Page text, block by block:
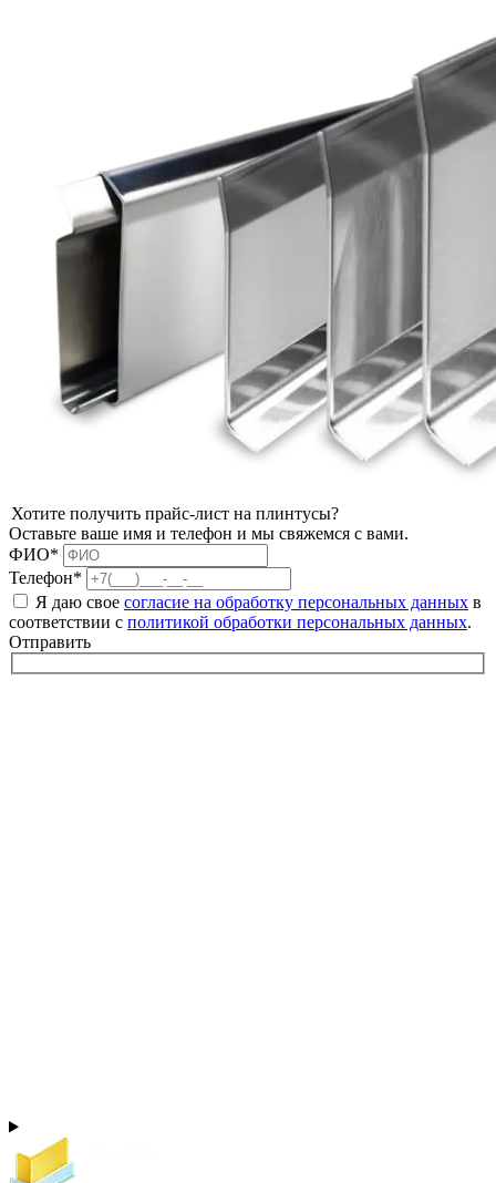
Хотите получить прайс-лист на плинтусы?
Оставьте ваше имя и телефон и мы свяжемся с вами.
ФИО*
Телефон*
Я даю свое согласие на обработку персональных данных в
соответствии с политикой обработки персональных данных.
Отправить